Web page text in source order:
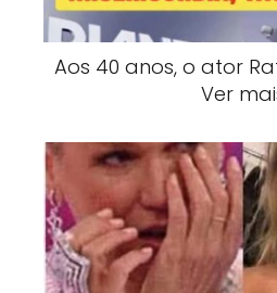
Aos 40 anos, o ator
Ver